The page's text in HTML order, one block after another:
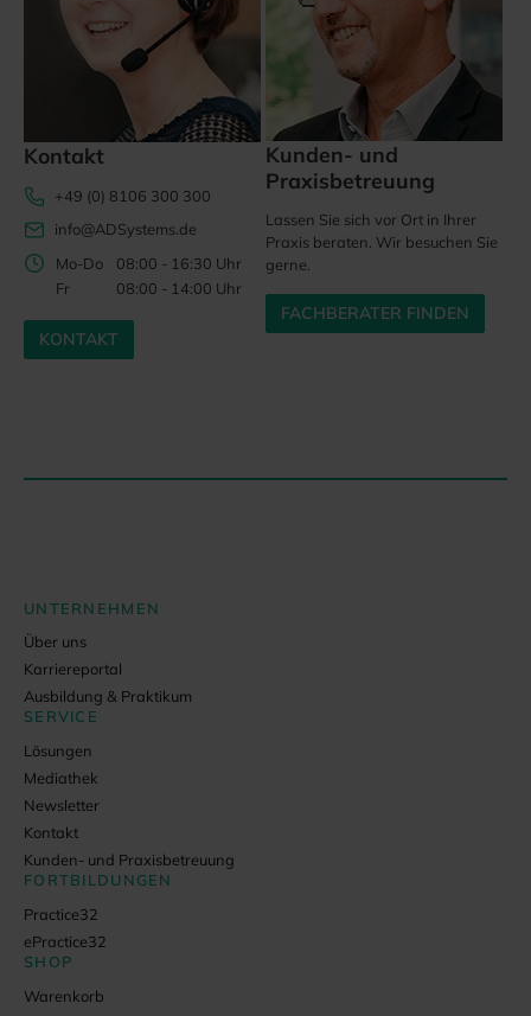
Kontakt
+49 (0) 8106 300 300
info@ADSystems.de
Mo-Do
08:00 - 16:30 Uhr
Fr
08:00 - 14:00 Uhr
KONTAKT
Kunden- und
Praxisbetreuung
Lassen Sie sich vor Ort in Ihrer
Praxis beraten. Wir besuchen Sie
gerne.
FACHBERATER FINDEN
UNTERNEHMEN
Über uns
Karriereportal
Ausbildung & Praktikum
SERVICE
Lösungen
Mediathek
Newsletter
Kontakt
Kunden- und Praxisbetreuung
FORTBILDUNGEN
Practice32
ePractice32
SHOP
Warenkorb